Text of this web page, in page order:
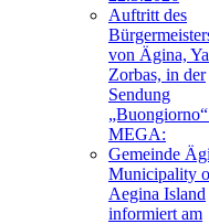
Auftritt des
von Ägina,
Zorbas, in der
Sendung
MEGA:
Gemeinde
Municipality
Aegina Island
informiert am